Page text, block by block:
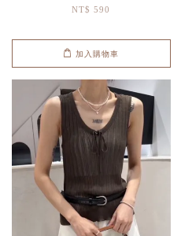
NT$ 590
加入購物車